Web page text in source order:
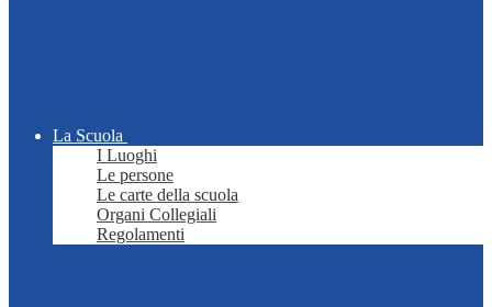
La Scuola
I Luoghi
Le persone
Le carte della scuola
Organi Collegiali
Regolamenti